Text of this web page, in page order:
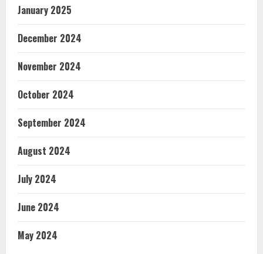
January 2025
December 2024
November 2024
October 2024
September 2024
August 2024
July 2024
June 2024
May 2024